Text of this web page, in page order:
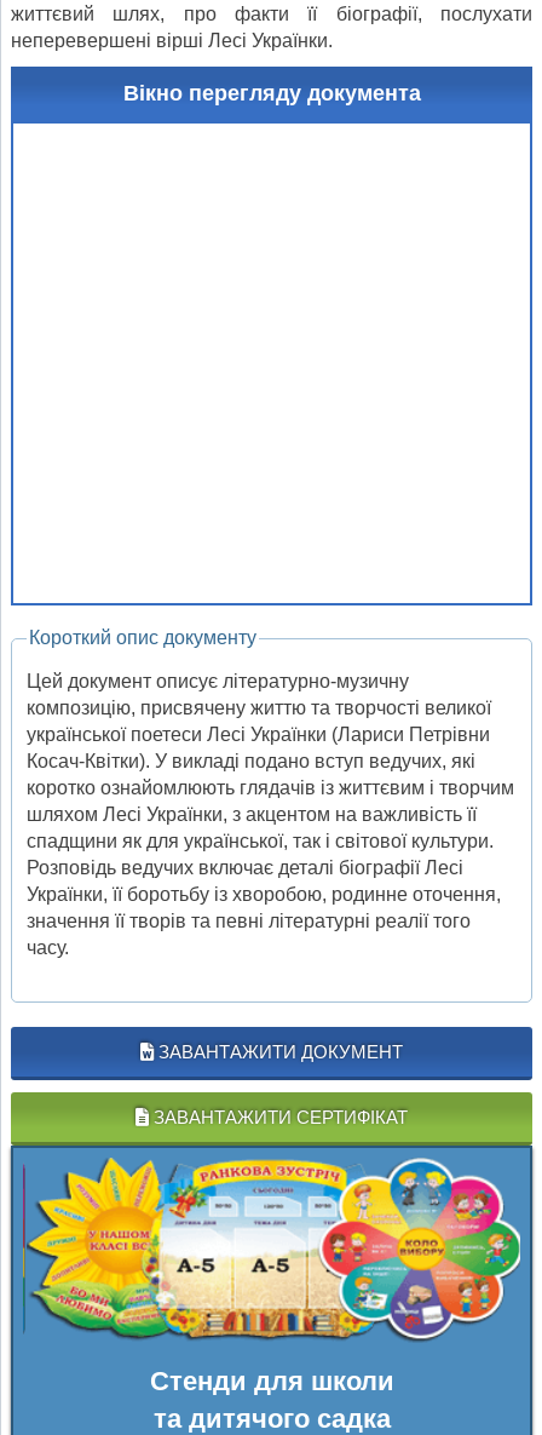
життєвий шлях, про факти її біографії, послухати
неперевершені вірші Лесі Українки.
Вікно перегляду документа
Короткий опис документу
Цей документ описує літературно-музичну
композицію, присвячену життю та творчості великої
української поетеси Лесі Українки (Лариси Петрівни
Косач-Квітки). У викладі подано вступ ведучих, які
коротко ознайомлюють глядачів із життєвим і творчим
шляхом Лесі Українки, з акцентом на важливість її
спадщини як для української, так і світової культури.
Розповідь ведучих включає деталі біографії Лесі
Українки, її боротьбу із хворобою, родинне оточення,
значення її творів та певні літературні реалії того
часу.
ЗАВАНТАЖИТИ ДОКУМЕНТ
ЗАВАНТАЖИТИ СЕРТИФІКАТ
Стенди для школи
та дитячого садка